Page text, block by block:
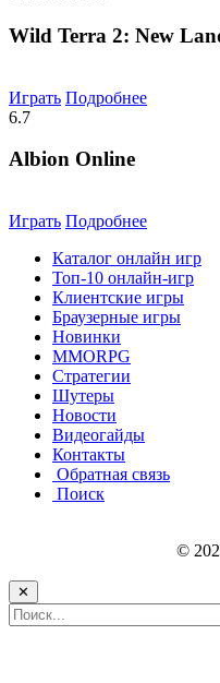
Wild Terra 2: New
Играть Подробнее
6.7
Albion Online
Играть Подробнее
Каталог онлайн игр
Топ-10 онлайн-игр
Клиентские игры
Браузерные игры
Новинки
MMORPG
Стратегии
Шутеры
Новости
Видеогайды
Контакты
Обратная связь
Поиск
©
✕